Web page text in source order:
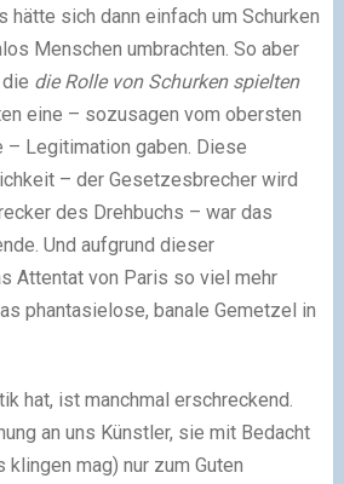
sich dann einfach um Schurken
Menschen umbrachten. So aber
die Rolle von Schurken spielten
eine – sozusagen vom obersten
– Legitimation gaben. Diese
– der Gesetzesbrecher wird
des Drehbuchs – war das
Und aufgrund dieser
Attentat von Paris so viel mehr
phantasielose, banale Gemetzel in
hat, ist manchmal erschreckend.
an uns Künstler, sie mit Bedacht
mag) nur zum Guten